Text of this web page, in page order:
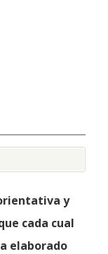
y
cada cual
elaborado